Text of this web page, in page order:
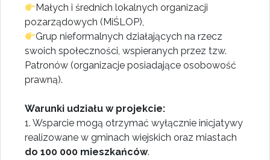
Małych i średnich lokalnych organizacji
pozarządowych (MiŚLOP),
Grup nieformalnych działających na rzecz
swoich społeczności, wspieranych przez tzw.
Patronów (organizacje posiadające osobowość
prawną).
Warunki udziału w projekcie:
1. Wsparcie mogą otrzymać wyłącznie inicjatywy
realizowane w gminach wiejskich oraz miastach
do 100 000 mieszkańców.